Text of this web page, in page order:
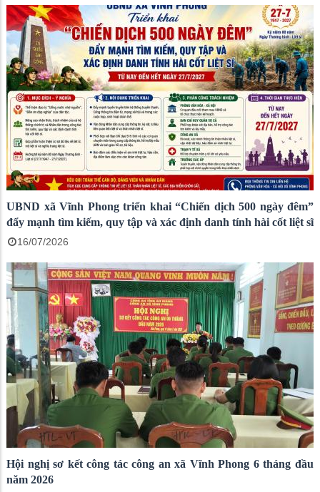
UBND xã Vĩnh Phong triển khai “Chiến dịch 500 ngày đêm”
đẩy mạnh tìm kiếm, quy tập và xác định danh tính hài cốt liệt sĩ
16/07/2026
Hội nghị sơ kết công tác công an xã Vĩnh Phong 6 tháng đầu
năm 2026